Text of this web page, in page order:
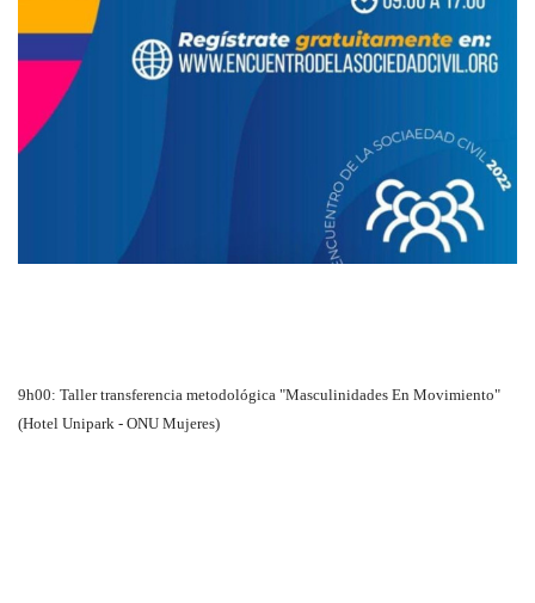
9h00: Taller transferencia metodológica "Masculinidades En Movimiento"
(Hotel Unipark - ONU Mujeres)